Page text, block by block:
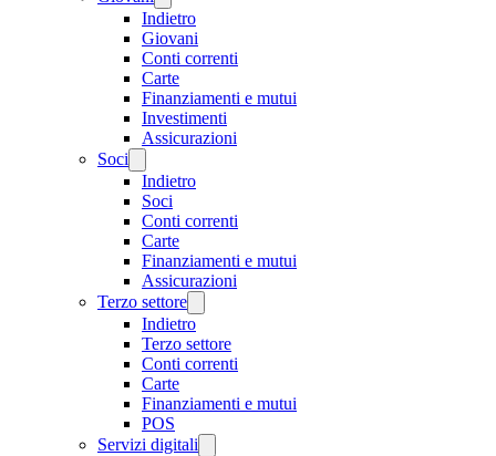
Indietro
Giovani
Conti correnti
Carte
Finanziamenti e mutui
Investimenti
Assicurazioni
Soci
Indietro
Soci
Conti correnti
Carte
Finanziamenti e mutui
Assicurazioni
Terzo settore
Indietro
Terzo settore
Conti correnti
Carte
Finanziamenti e mutui
POS
Servizi digitali